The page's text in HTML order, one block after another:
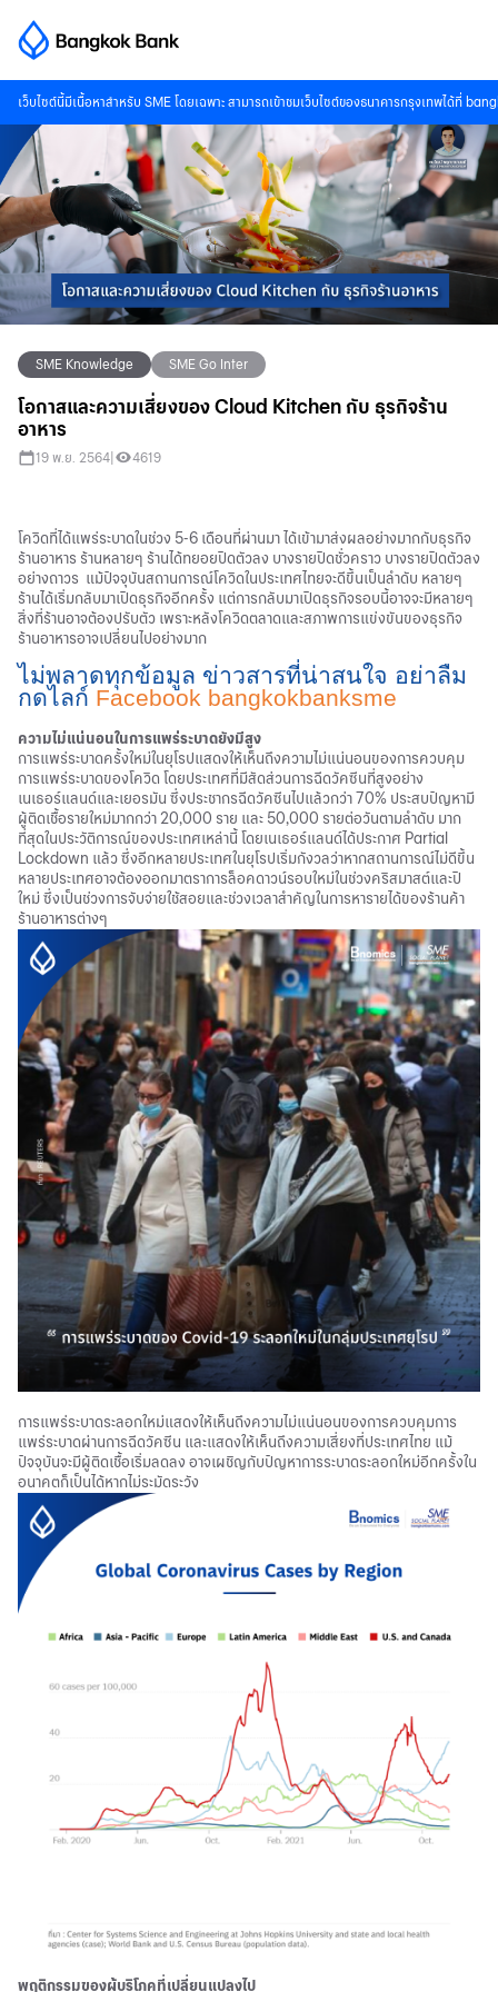
เว็บไซต์นี้มีเนื้อหาสำหรับ SME โดยเฉพาะ สามารถเข้าชมเว็บไซต์ของธนาคารกรุงเทพได้ที่
SME Knowledge SME Go Inter
โอกาสและความเสี่ยงของ Cloud Kitchen กับ ธุรกิจร้าน
อาหาร
19 พ.ย. 2564 4619
โควิดที่ได้แพร่ระบาดในช่วง 5-6 เดือนที่ผ่านมา ได้เข้ามาส่งผลอย่างมากกับธุรกิจ
ร้านอาหาร ร้านหลายๆ ร้านได้ทยอยปิดตัวลง บางรายปิดชั่วคราว บางรายปิดตัวลง
อย่างถาวร แม้ปัจจุบันสถานการณ์โควิดในประเทศไทยจะดีขึ้นเป็นลำดับ หลายๆ
ร้านได้เริ่มกลับมาเปิดธุรกิจอีกครั้ง แต่การกลับมาเปิดธุรกิจรอบนี้อาจจะมีหลายๆ
สิ่งที่ร้านอาจต้องปรับตัว เพราะหลังโควิดตลาดและสภาพการแข่งขันของธุรกิจ
ร้านอาหารอาจเปลี่ยนไปอย่างมาก
ไม่พลาดทุกข้อมูล ข่าวสารที่น่าสนใจ อย่าลืม
กดไลก์ Facebook bangkokbanksme
ความไม่แน่นอนในการแพร่ระบาดยังมีสูง
การแพร่ระบาดครั้งใหม่ในยุโรปแสดงให้เห็นถึงความไม่แน่นอนของการควบคุม
การแพร่ระบาดของโควิด โดยประเทศที่มีสัดส่วนการฉีดวัคซีนที่สูงอย่าง
เนเธอร์แลนด์และเยอรมัน ซึ่งประชากรฉีดวัคซีนไปแล้วกว่า 70% ประสบปัญหามี
ผู้ติดเชื้อรายใหม่มากกว่า 20,000 ราย และ 50,000 รายต่อวันตามลำดับ มาก
ที่สุดในประวัติการณ์ของประเทศเหล่านี้ โดยเนเธอร์แลนด์ได้ประกาศ Partial
Lockdown แล้ว ซึ่งอีกหลายประเทศในยุโรปเริ่มกังวลว่าหากสถานการณ์ไม่ดีขึ้น
หลายประเทศอาจต้องออกมาตราการล็อคดาวน์รอบใหม่ในช่วงคริสมาสต์และปี
ใหม่ ซึ่งเป็นช่วงการจับจ่ายใช้สอยและช่วงเวลาสำคัญในการหารายได้ของร้านค้า
ร้านอาหารต่างๆ
การแพร่ระบาดระลอกใหม่แสดงให้เห็นถึงความไม่แน่นอนของการควบคุมการ
แพร่ระบาดผ่านการฉีดวัคซีน และแสดงให้เห็นถึงความเสี่ยงที่ประเทศไทย แม้
ปัจจุบันจะมีผู้ติดเชื้อเริ่มลดลง อาจเผชิญกับปัญหาการระบาดระลอกใหม่อีกครั้งใน
อนาคตก็เป็นได้หากไม่ระมัดระวัง
พฤติกรรมของผู้บริโภคที่เปลี่ยนแปลงไป